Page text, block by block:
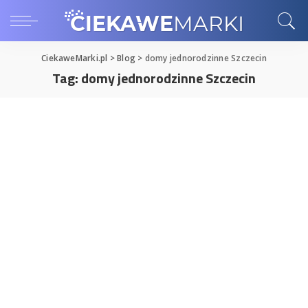
CiekaweMarki.pl >Blog > domy jednorodzinne Szczecin
Tag:domy jednorodzinne Szczecin